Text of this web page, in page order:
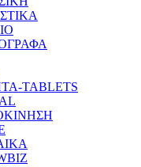
TABLETS